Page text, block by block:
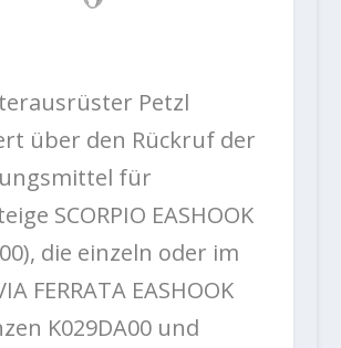
Petzl
über den Rückruf der
für
SCORPIO EASHOOK
die einzeln oder im
FERRATA EASHOOK
K029DA00 und